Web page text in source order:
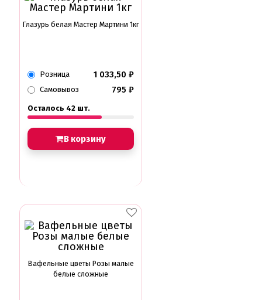
Глазурь белая Мастер Мартини 1кг
Розница 1 033,50 ₽
Самовывоз 795 ₽
Осталось 42 шт.
В корзину
Вафельные цветы Розы малые
белые сложные